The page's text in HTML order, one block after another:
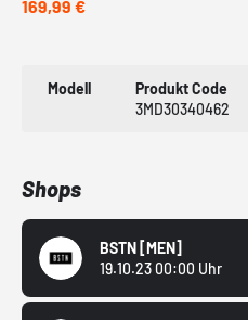
169,99 €
Modell
Produkt Code
3MD30340462
Shops
BSTN [MEN]
19.10.23 00:00 Uhr